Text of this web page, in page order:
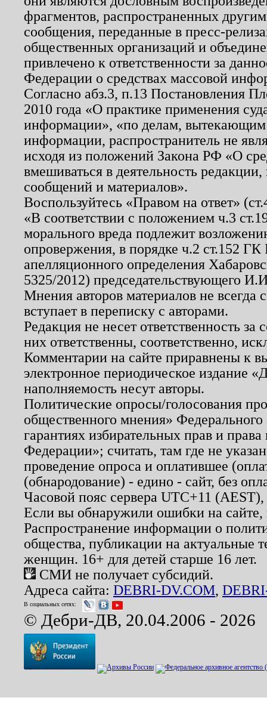
фрагментов, распространенных
сообщения, переданные в пресс-
общественных организаций и
привлечено к ответственности за
Федерации о средствах массовой
Согласно абз.3, п.13 Постановления
2010 года «О практике применения
информации», «по делам, вытекающим
информации, распространитель не
исходя из положений Закона РФ «О
вмешиваться в деятельность
сообщений и материалов».
Воспользуйтесь «Правом на ответ»
«В соответствии с положением ч.3
морального вреда подлежит
опровержения, в порядке ч.2 ст.152
апелляционного определения
5325/2012) председательствующего
Мнения авторов материалов не
вступает в переписку с авторами.
Редакция не несет ответственность
них ответственны, соответственно,
Комментарии на сайте приравнены к
электронное периодическое издание
наполняемость несут авторы.
Политические опросы/голосования
общественного мнения»
гарантиях избирательных прав и
Федерации»; считать, там где не
проведение опроса и оплатившее
(обнародование) - едино - сайт, без
Часовой пояс сервера UTC+11
Если вы обнаружили ошибки на
Распространение информации о
общества, публикации на актуальные
женщин. 16+ для детей старше 16 лет.
СМИ не получает субсидий.
Адреса сайта: DEBRI-DV.COM,
В социальных сетях:
© Дебри-ДВ, 20.04.2006 - 2026